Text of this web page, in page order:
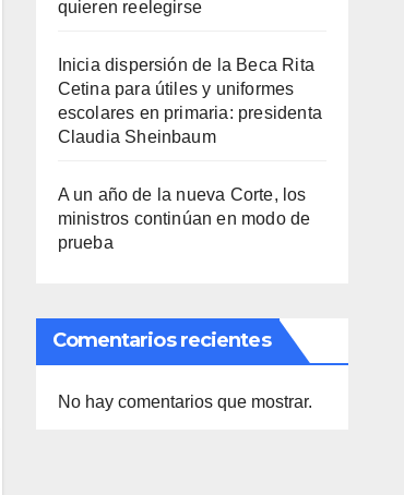
quieren reelegirse
Inicia dispersión de la Beca Rita
Cetina para útiles y uniformes
escolares en primaria: presidenta
Claudia Sheinbaum
A un año de la nueva Corte, los
ministros continúan en modo de
prueba
Comentarios recientes
No hay comentarios que mostrar.